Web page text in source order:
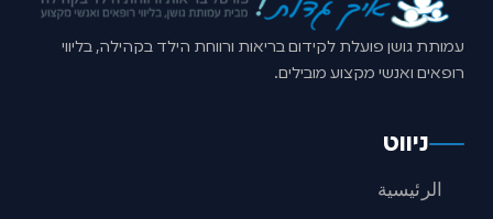
עמותת גושן פועלת לקידום בריאות ורווחת הילד בקהילה, בליווי
רופאים ואנשי מקצוע מובילים.
ניווט
الرئيسية